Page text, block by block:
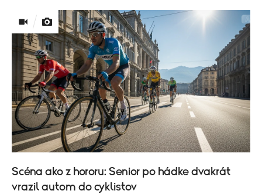
Scéna ako z hororu: Senior po hádke dvakrát
vrazil autom do cyklistov